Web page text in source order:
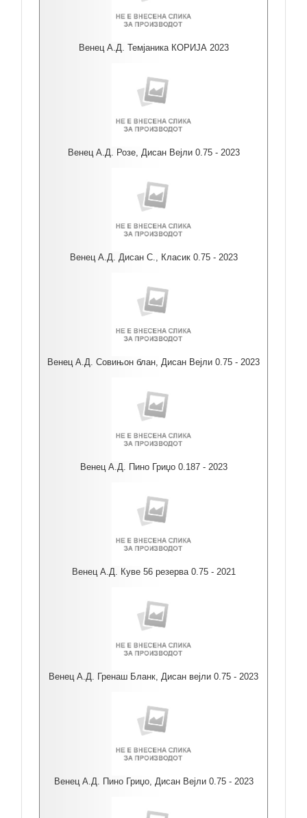
Венец А.Д. Темјаника КОРИЈА 2023
Венец А.Д. Розе, Дисан Вејли 0.75 - 2023
Венец А.Д. Дисан С., Класик 0.75 - 2023
Венец А.Д. Совињон блан, Дисан Вејли 0.75 - 2023
Венец А.Д. Пино Гриџо 0.187 - 2023
Венец А.Д. Куве 56 резерва 0.75 - 2021
Венец А.Д. Гренаш Бланк, Дисан вејли 0.75 - 2023
Венец А.Д. Пино Гриџо, Дисан Вејли 0.75 - 2023